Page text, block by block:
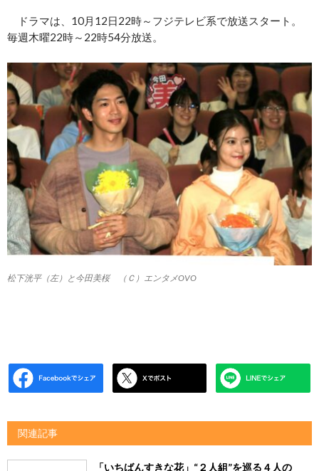
ドラマは、10月12日22時～フジテレビ系で放送スタート。
毎週木曜22時～22時54分放送。
松下洸平（左）と今田美桜 （Ｃ）エンタメOVO
関連記事
「いちばんすきな花」“２人組”を巡る４人の